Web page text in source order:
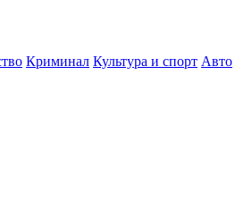
Криминал Культура и спорт Авто